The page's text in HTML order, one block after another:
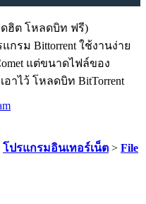
กรม Bittorrent ใช้งานง่าย
แต่ขนาดไฟล์ของ
อาไว้ โหลดบิท BitTorrent
โปรแกรมอินเทอร์เน็ต > File